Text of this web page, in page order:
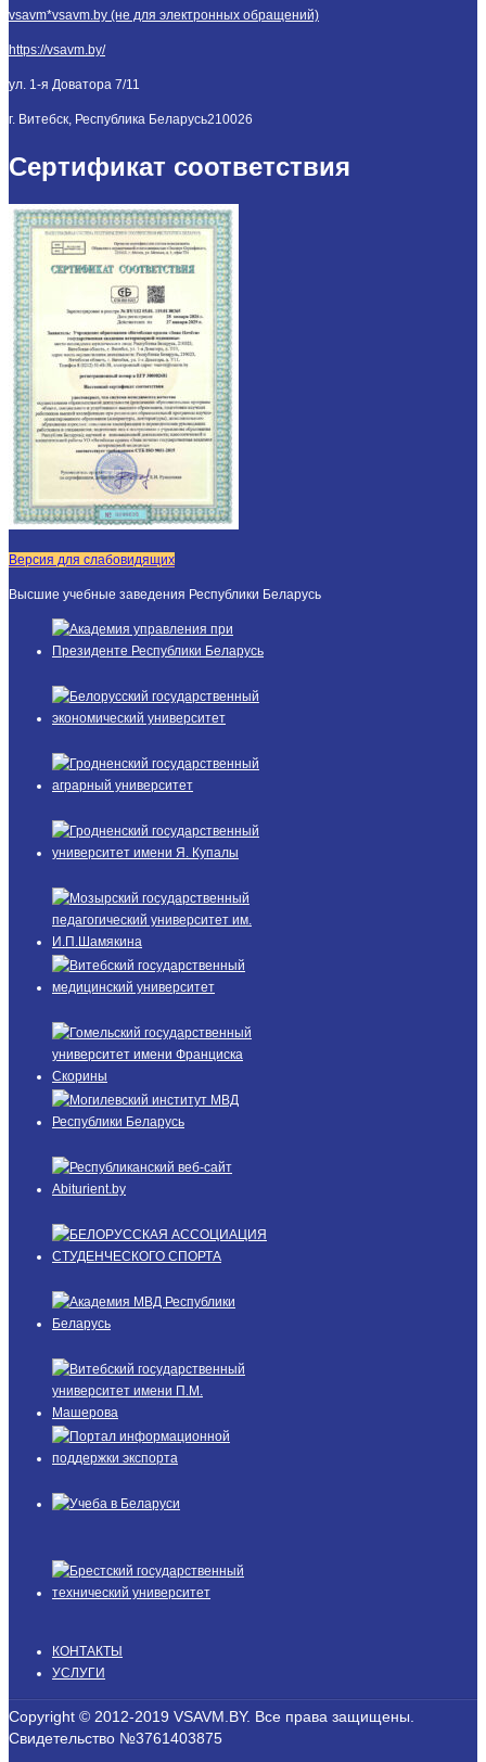
vsavm*vsavm.by (не для электронных обращений)
https://vsavm.by/
ул. 1-я Доватора 7/11
г. Витебск, Республика Беларусь210026
Сертификат соответствия
Версия для слабовидящих
Высшие учебные заведения Республики Беларусь
КОНТАКТЫ
УСЛУГИ
Copyright © 2012-2019 VSAVM.BY. Все права защищены.
Свидетельство №3761403875